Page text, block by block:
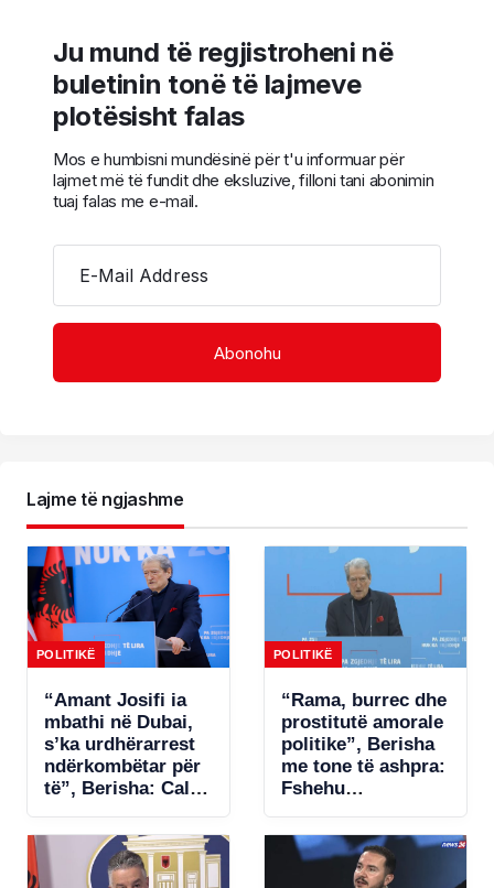
Ju mund të regjistroheni në
buletinin tonë të lajmeve
plotësisht falas
Mos e humbisni mundësinë për t'u informuar për
lajmet më të fundit dhe eksluzive, filloni tani abonimin
tuaj falas me e-mail.
E-Mail Address
Lajme të ngjashme
POLITIKË
“Amant Josifi ia
mbathi në Dubai,
s’ka urdhërarrest
ndërkombëtar për
të”, Berisha: Call-
janë fenomeni më
kriminal në
Shqipëri
POLITIKË
“Rama, burrec dhe
prostitutë amorale
politike”, Berisha
me tone të ashpra:
Fshehu
samitin në Spanjë!